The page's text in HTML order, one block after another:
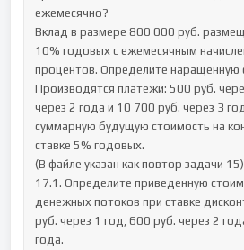
ежемесячно?
Вклад в размере 800 000 руб.
10% годовых с ежемесячным
процентов. Определите наращенную
Производятся платежи: 500 руб.
через 2 года и 10 700 руб. через 3
суммарную будущую стоимость на
ставке 5% годовых.
(В файле указан как повтор задачи
17.1. Определите приведенную
денежных потоков при ставке
руб. через 1 год, 600 руб. через 2
года.